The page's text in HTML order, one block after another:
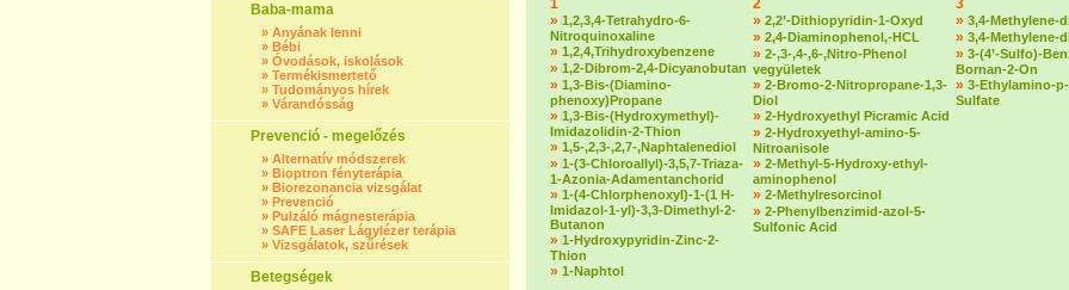
Baba-mama
» Anyának lenni
» Bébi
» Óvodások, iskolások
» Termékismertető
» Tudományos hírek
» Várandósság
Prevenció - megelőzés
» Alternatív módszerek
» Bioptron fényterápia
» Biorezonancia vizsgálat
» Prevenció
» Pulzáló mágnesterápia
» SAFE Laser Lágylézer terápia
» Vizsgálatok, szűrések
Betegségek
1
» 1,2,3,4-Tetrahydro-6-
Nitroquinoxaline
» 1,2,4,Trihydroxybenzene
» 1,2-Dibrom-2,4-Dicyanobutan
» 1,3-Bis-(Diamino-
phenoxy)Propane
» 1,3-Bis-(Hydroxymethyl)-
Imidazolidin-2-Thion
» 1,5-,2,3-,2,7-,Naphtalenediol
» 1-(3-Chloroallyl)-3,5,7-Triaza-
1-Azonia-Adamentanchorid
» 1-(4-Chlorphenoxyl)-1-(1 H-
Imidazol-1-yl)-3,3-Dimethyl-2-
Butanon
» 1-Hydroxypyridin-Zinc-2-
Thion
» 1-Naphtol
2
» 2,2’-Dithiopyridin-1-Oxyd
» 2,4-Diaminophenol,-HCL
» 2-,3-,4-,6-,Nitro-Phenol
vegyületek
» 2-Bromo-2-Nitropropane-1,3-
Diol
» 2-Hydroxyethyl Picramic Acid
» 2-Hydroxyethyl-amino-5-
Nitroanisole
» 2-Methyl-5-Hydroxy-ethyl-
aminophenol
» 2-Methylresorcinol
» 2-Phenylbenzimid-azol-5-
Sulfonic Acid
3
» 3,4-Methylene-
» 3,4-Methylene-
» 3-(4’-Sulfo)-
Bornan-2-On
» 3-Ethylamino-
Sulfate